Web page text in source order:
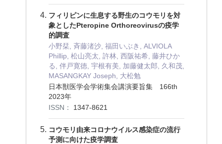
フィリピンに生息する野生のコウモリを対
象としたPteropine Orthoreovirusの疫学
的調査
小野栞, 斉藤渚沙, 福田いぶき, ALVIOLA
Phillip, 松山亮太, 許林, 西阪祐希, 藤井ひか
る, 伴戸寛徳, 宇根有美, 加藤健太郎, 久和茂,
MASANGKAY Joseph, 大松勉
日本獣医学会学術集会講演要旨集 166th
2023年
ISSN：
1347-8621
コウモリ由来コロナウイルス感染症の流行
予測に向けた疫学調査